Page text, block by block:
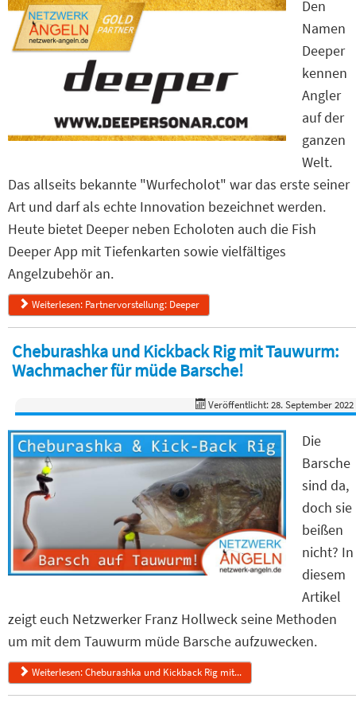
Den
Namen
Deeper
kennen
Angler
auf der
ganzen
Welt.
Das allseits bekannte "Wurfecholot" war das erste seiner
Art und darf als echte Innovation bezeichnet werden.
Heute bietet Deeper neben Echoloten auch die Fish
Deeper App mit Tiefenkarten sowie vielfältiges
Angelzubehör an.
Weiterlesen: Partnervorstellung: Deeper
Cheburashka und Kickback Rig mit Tauwurm:
Wachmacher für müde Barsche!
Veröffentlicht: 28. September 2022
Die
Barsche
sind da,
doch sie
beißen
nicht? In
diesem
Artikel
zeigt euch Netzwerker Franz Hollweck seine Methoden
um mit dem Tauwurm müde Barsche aufzuwecken.
Weiterlesen: Cheburashka und Kickback Rig mit...